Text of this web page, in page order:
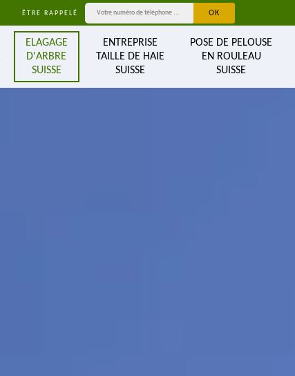
ÊTRE RAPPELÉ
ELAGAGE
D'ARBRE
SUISSE
ENTREPRISE
TAILLE DE HAIE
SUISSE
POSE DE PELOUSE
EN ROULEAU
SUISSE